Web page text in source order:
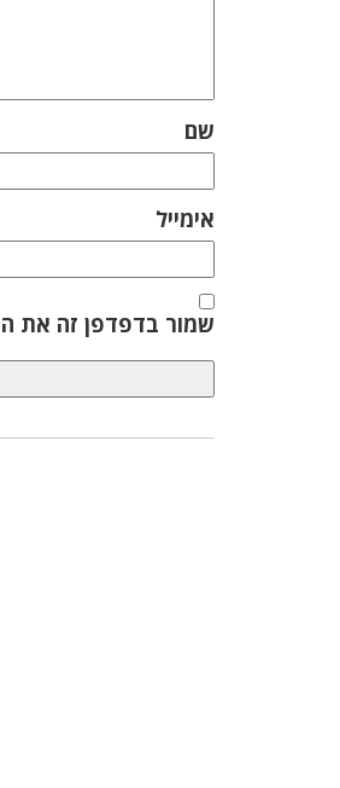
שם
אימייל
שמור בדפדפן זה את